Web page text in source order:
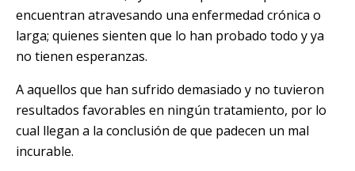
encuentran atravesando una enfermedad crónica o
larga; quienes sienten que lo han probado todo y ya
no tienen esperanzas.
A aquellos que han sufrido demasiado y no tuvieron
resultados favorables en ningún tratamiento, por lo
cual llegan a la conclusión de que padecen un mal
incurable.